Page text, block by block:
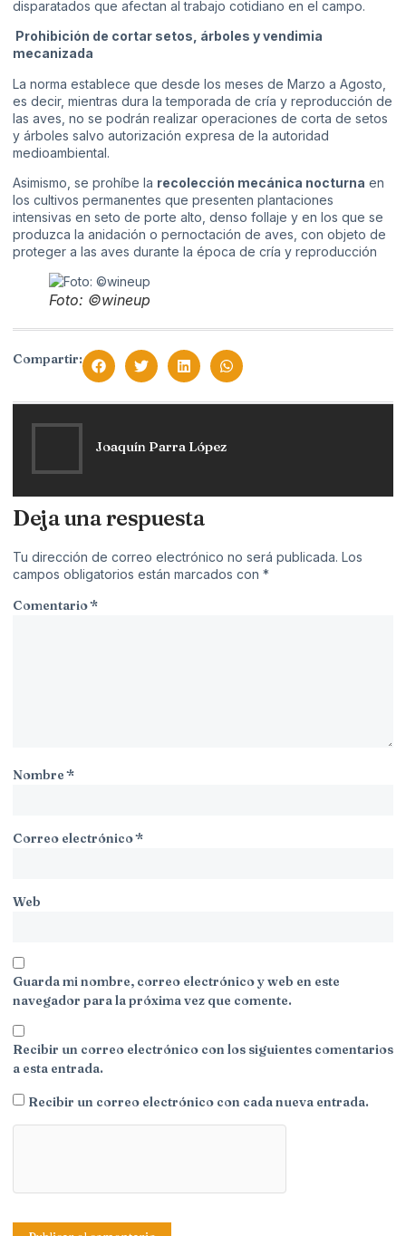
disparatados que afectan al trabajo cotidiano en el campo.
Prohibición de cortar setos, árboles y vendimia
mecanizada
La norma establece que desde los meses de Marzo a Agosto,
es decir, mientras dura la temporada de cría y reproducción de
las aves, no se podrán realizar operaciones de corta de setos
y árboles salvo autorización expresa de la autoridad
medioambiental.
Asimismo, se prohíbe la recolección mecánica nocturna en
los cultivos permanentes que presenten plantaciones
intensivas en seto de porte alto, denso follaje y en los que se
produzca la anidación o pernoctación de aves, con objeto de
proteger a las aves durante la época de cría y reproducción
Foto: ©wineup
Compartir:
Joaquín Parra López
Deja una respuesta
Tu dirección de correo electrónico no será publicada. Los
campos obligatorios están marcados con *
Comentario*
Nombre*
Correo electrónico*
Web
Guarda mi nombre, correo electrónico y web en este
navegador para la próxima vez que comente.
Recibir un correo electrónico con los siguientes comentarios
a esta entrada.
Recibir un correo electrónico con cada nueva entrada.